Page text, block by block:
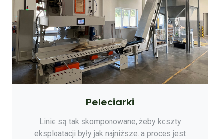
Peleciarki
Linie są tak skomponowane, żeby koszty
eksploatacji były jak najniższe, a proces jest